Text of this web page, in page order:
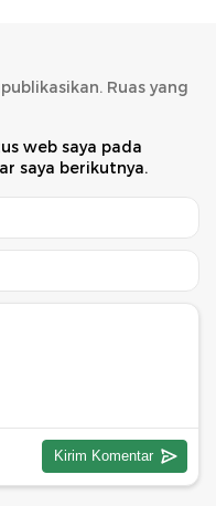
Ruas yang
web saya pada
saya berikutnya.